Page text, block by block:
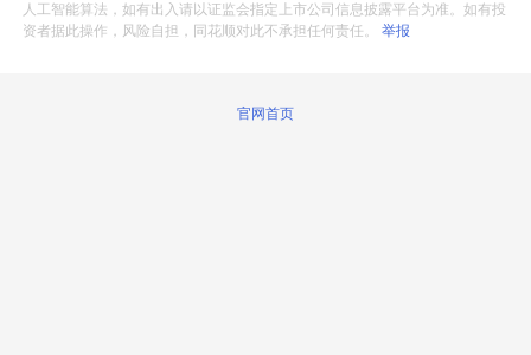
人工智能算法，如有出入请以证监会指定上市公司信息披露平台为准。如有投
资者据此操作，风险自担，同花顺对此不承担任何责任。举报
官网首页